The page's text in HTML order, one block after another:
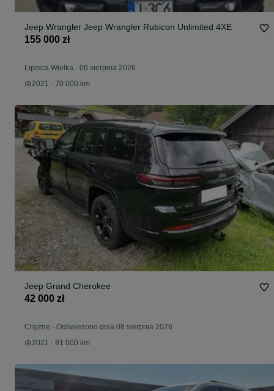
Jeep Wrangler Jeep Wrangler Rubicon Unlimited 4XE
155 000 zł
Lipnica Wielka - 06 sierpnia 2026
2021 - 70 000 km
Jeep Grand Cherokee
42 000 zł
Chyżne - Odświeżono dnia 08 sierpnia 2026
2021 - 81 000 km